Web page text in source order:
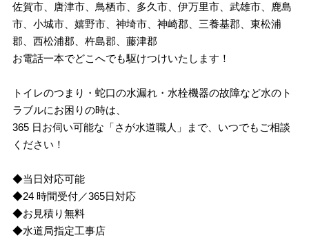
佐賀市、唐津市、鳥栖市、多久市、伊万里市、武雄市、鹿島
市、小城市、嬉野市、神埼市、神崎郡、三養基郡、東松浦
郡、西松浦郡、杵島郡、藤津郡
お電話一本でどこへでも駆けつけいたします！
トイレのつまり・蛇口の水漏れ・水栓機器の故障など水のト
ラブルにお困りの時は、
365 日お伺い可能な「さが水道職人」まで、いつでもご相談
ください！
◆当日対応可能
◆24 時間受付／365日対応
◆お見積り無料
◆水道局指定工事店